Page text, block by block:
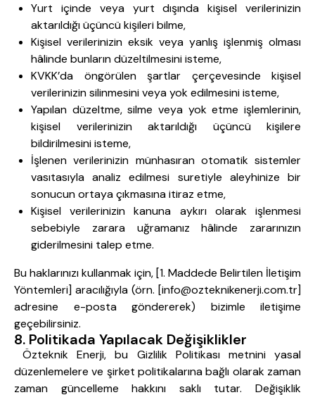
Yurt içinde veya yurt dışında kişisel verilerinizin
aktarıldığı üçüncü kişileri bilme,
Kişisel verilerinizin eksik veya yanlış işlenmiş olması
hâlinde bunların düzeltilmesini isteme,
KVKK’da öngörülen şartlar çerçevesinde kişisel
verilerinizin silinmesini veya yok edilmesini isteme,
Yapılan düzeltme, silme veya yok etme işlemlerinin,
kişisel verilerinizin aktarıldığı üçüncü kişilere
bildirilmesini isteme,
İşlenen verilerinizin münhasıran otomatik sistemler
vasıtasıyla analiz edilmesi suretiyle aleyhinize bir
sonucun ortaya çıkmasına itiraz etme,
Kişisel verilerinizin kanuna aykırı olarak işlenmesi
sebebiyle zarara uğramanız hâlinde zararınızın
giderilmesini talep etme.
Bu haklarınızı kullanmak için, [1. Maddede Belirtilen İletişim
Yöntemleri] aracılığıyla (örn. [info@ozteknikenerji.com.tr]
adresine e-posta göndererek) bizimle iletişime
geçebilirsiniz.
8. Politikada Yapılacak Değişiklikler
Özteknik Enerji, bu Gizlilik Politikası metnini yasal
düzenlemelere ve şirket politikalarına bağlı olarak zaman
zaman güncelleme hakkını saklı tutar. Değişiklik